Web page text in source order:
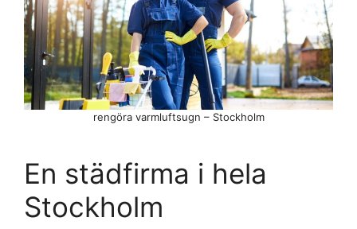
En städfirma i hela
Stockholm
rengöra varmluftsugn – Stockholm